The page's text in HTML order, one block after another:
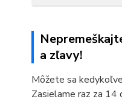
a zľavy!
Môžete sa
Zasielame raz za 14